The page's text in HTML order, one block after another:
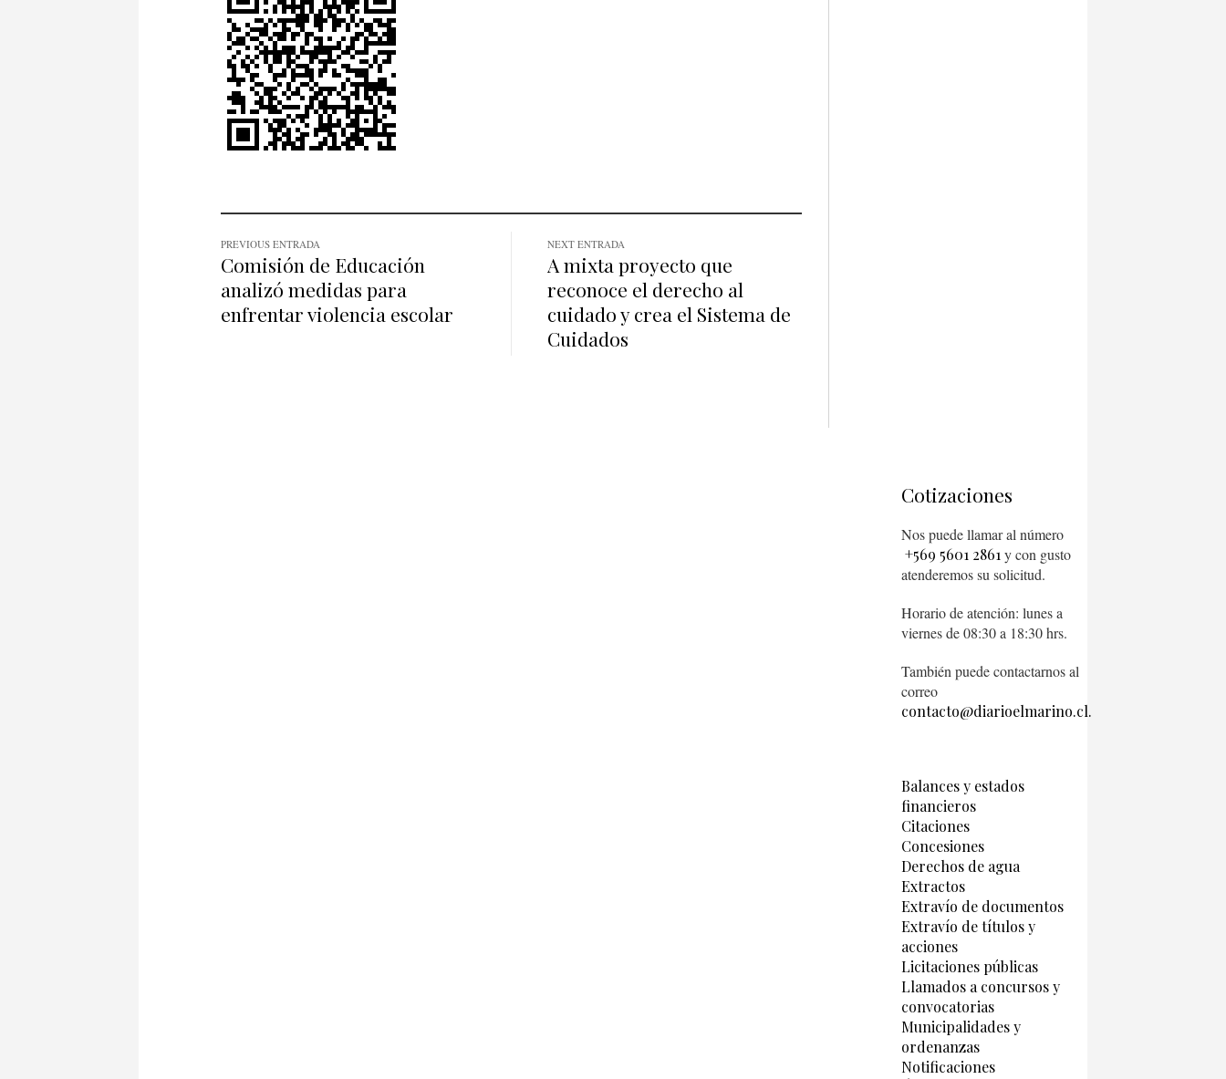
PREVIOUS ENTRADA
Comisión de Educación
analizó medidas para
enfrentar violencia escolar
NEXT ENTRADA
A mixta proyecto que
reconoce el derecho al
cuidado y crea el Sistema de
Cuidados
Cotizaciones
Nos puede llamar al número
+569 5601 2861 y con gusto
atenderemos su solicitud.
Horario de atención: lunes a
viernes de 08:30 a 18:30 hrs.
También puede contactarnos al
correo
contacto@diarioelmarino.cl.
Balances y estados
financieros
Citaciones
Concesiones
Derechos de agua
Extractos
Extravío de documentos
Extravío de títulos y
acciones
Licitaciones públicas
Llamados a concursos y
convocatorias
Municipalidades y
ordenanzas
Notificaciones